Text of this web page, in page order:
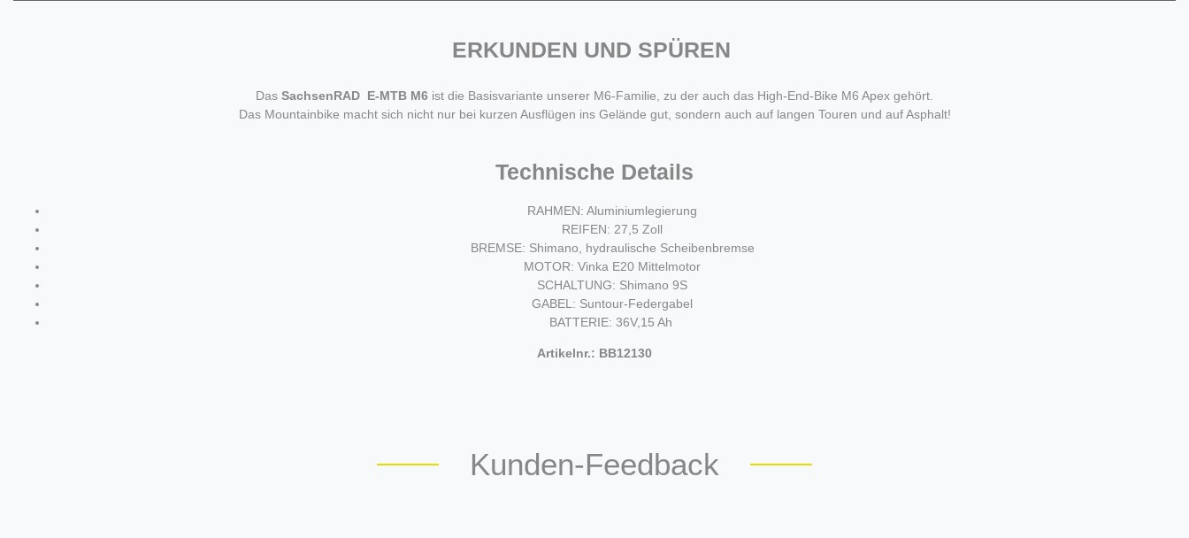
ERKUNDEN UND SPÜREN
Das SachsenRAD E-MTB M6 ist die Basisvariante unserer M6-Familie, zu der auch das High-End-Bike M6 Apex gehört.
Das Mountainbike macht sich nicht nur bei kurzen Ausflügen ins Gelände gut, sondern auch auf langen Touren und auf Asphalt!
Technische Details
RAHMEN: Aluminiumlegierung
REIFEN: 27,5 Zoll
BREMSE: Shimano, hydraulische Scheibenbremse
MOTOR: Vinka E20 Mittelmotor
SCHALTUNG: Shimano 9S
GABEL: Suntour-Federgabel
BATTERIE: 36V,15 Ah
Artikelnr.: BB12130
Kunden-Feedback